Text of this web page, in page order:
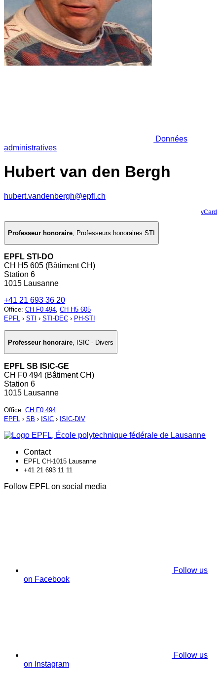
Données
administratives
Hubert van den Bergh
hubert.vandenbergh@epfl.ch
vCard
Professeur honoraire, Professeurs honoraires STI
EPFL STI-DO
CH H5 605 (Bâtiment CH)
Station 6
1015 Lausanne
+41 21 693 36 20
Office: CH F0 494, CH H5 605
EPFL › STI › STI-DEC › PH-STI
Professeur honoraire ISIC - Divers
EPFL SB ISIC-GE
CH F0 494 (Bâtiment CH)
Station 6
1015 Lausanne
Office: CH F0 494
EPFL › SB › ISIC › ISIC-DIV
Contact
EPFL CH-1015 Lausanne
+41 21 693 11 11
Follow EPFL on social media
Follow us
on Facebook
Follow us
on Instagram